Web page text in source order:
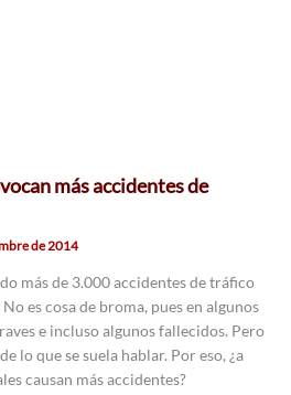
más accidentes de
de 2014
más de 3.000 accidentes de tráfico
es cosa de broma, pues en algunos
e incluso algunos fallecidos. Pero
lo que se suela hablar. Por eso, ¿a
causan más accidentes?